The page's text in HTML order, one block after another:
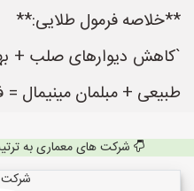
**خلاصه فرمول طلایی:**
`کاهش دیوارهای صلب +
طبیعی + مبلمان مینیمال =
شرکت های معماری به